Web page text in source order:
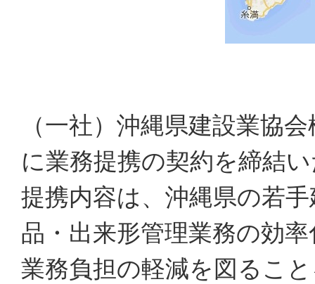
（一社）沖縄県建設業協
に業務提携の契約を締結
提携内容は、沖縄県の若
品・出来形管理業務の効
業務負担の軽減を図るこ